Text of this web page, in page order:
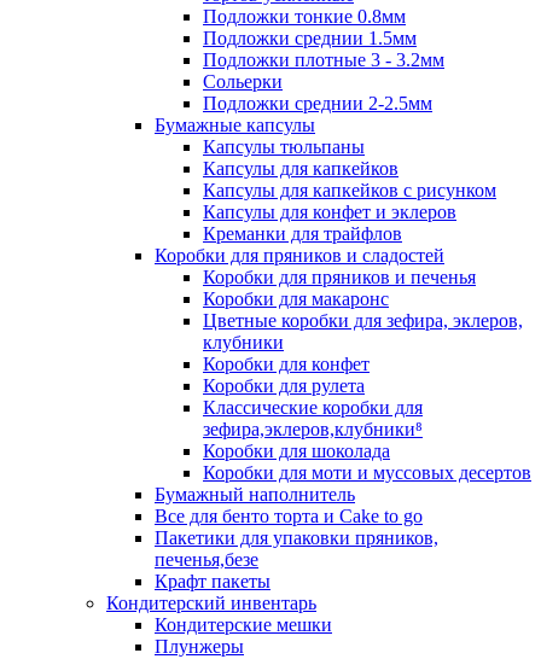
Подложки тонкие 0.8мм
Подложки среднии 1.5мм
Подложки плотные 3 - 3.2мм
Сольерки
Подложки среднии 2-2.5мм
Бумажные капсулы
Капсулы тюльпаны
Капсулы для капкейков
Капсулы для капкейков с рисунком
Капсулы для конфет и эклеров
Креманки для трайфлов
Коробки для пряников и сладостей
Коробки для пряников и печенья
Коробки для макаронс
Цветные коробки для зефира, эклеров,
клубники
Коробки для конфет
Коробки для рулета
Классические коробки для
зефира,эклеров,клубники⁸
Коробки для шоколада
Коробки для моти и муссовых десертов
Бумажный наполнитель
Все для бенто торта и Cake to go
Пакетики для упаковки пряников,
печенья,безе
Крафт пакеты
Кондитерский инвентарь
Кондитерские мешки
Плунжеры